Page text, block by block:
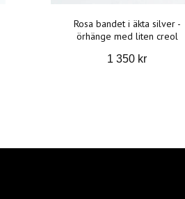
Rosa bandet i äkta silver -
örhänge med liten creol
1 350 kr